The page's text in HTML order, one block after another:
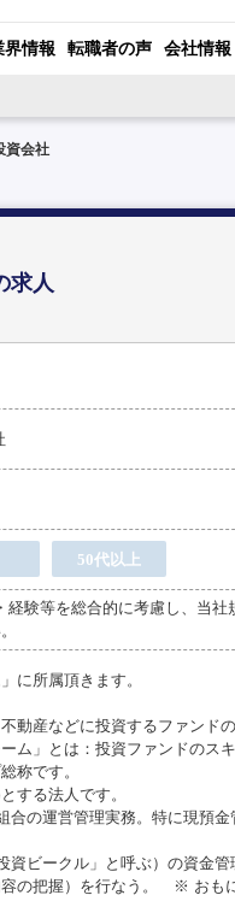
界情報 転職者の声 会社情報
資会社
求人
50代以上
験等を総合的に考慮し、当社
に所属頂きます。
動産などに投資するファンド
ム」とは：投資ファンドのス
称です。
する法人です。
の運営管理実務。特に現預金
資ビークル」と呼ぶ）の資金管
容の把握）を行なう。 ※ おも